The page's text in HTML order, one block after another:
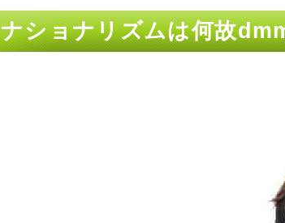
ナショナリズムは何故